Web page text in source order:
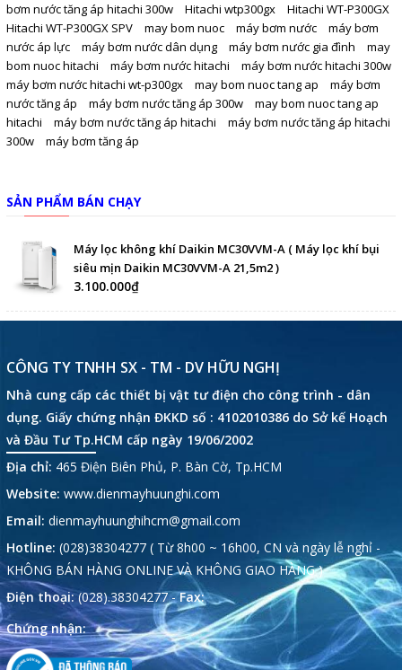
bơm nước tăng áp hitachi 300w
Hitachi wtp300gx
Hitachi WT-P300GX
Hitachi WT-P300GX SPV
may bom nuoc máy bơm nước
máy bơm
nước áp lực
máy bơm nước dân dụng máy bơm nước gia đình
may
bom nuoc hitachi
máy bơm nước hitachi
máy bơm nước hitachi 300w
máy bơm nước hitachi wt-p300gx
may bom nuoc tang ap
máy bơm
nước tăng áp
máy bơm nước tăng áp 300w
may bom nuoc tang ap
hitachi
máy bơm nước tăng áp hitachi
máy bơm nước tăng áp hitachi
300w
máy bơm tăng áp
SẢN PHẨM BÁN CHẠY
Máy lọc không khí Daikin MC30VVM-A ( Máy lọc khí bụi
siêu mịn Daikin MC30VVM-A 21,5m2 )
3.100.000₫
CÔNG TY TNHH SX - TM - DV HỮU NGHỊ
Nhà cung cấp các thiết bị vật tư điện cho công trình - dân
dụng. Giấy chứng nhận ĐKKD số : 4102010386 do Sở kế Hoạch
và Đầu Tư Tp.HCM cấp ngày 19/06/2002
Địa chỉ: 465 Điện Biên Phủ, P. Bàn Cờ, Tp.HCM
Website: www.dienmayhuunghi.com
Email: dienmayhuunghihcm@gmail.com
Hotline: (028)38304277 ( Từ 8h00 ~ 16h00, CN và ngày lễ nghỉ -
KHÔNG BÁN HÀNG ONLINE VÀ KHÔNG GIAO HÀNG )
Điện thoại:(028).38304277 -Fax:
Chứng nhận: